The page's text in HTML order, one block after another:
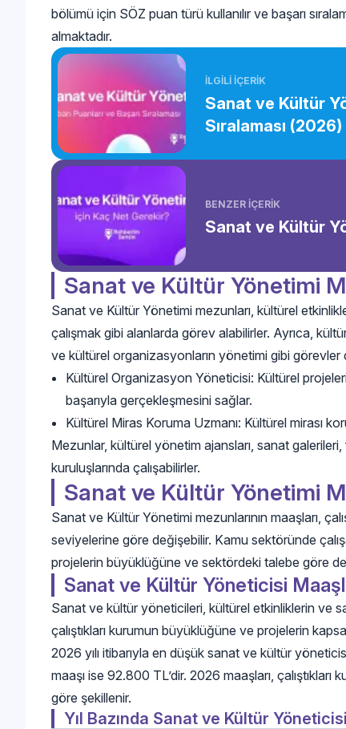
bölümü için SÖZ puan türü kullanılır ve başarı
almaktadır.
İLGİLİ İÇERİK
Sanat ve Kültür
Sıralaması (2026)
BENZER İÇERİK
Sanat ve Kültür
Sanat ve Kültür Yönetimi
Sanat ve Kültür Yönetimi mezunları, kültürel
çalışmak gibi alanlarda görev alabilirler. Ayrıca,
ve kültürel organizasyonların yönetimi gibi görevler
Kültürel Organizasyon Yöneticisi: Kültürel
başarıyla gerçekleşmesini sağlar.
Kültürel Miras Koruma Uzmanı: Kültürel mirası
Mezunlar, kültürel yönetim ajansları, sanat
kuruluşlarında çalışabilirler.
Sanat ve Kültür Yönetimi
Sanat ve Kültür Yönetimi mezunlarının maaşları,
seviyelerine göre değişebilir. Kamu sektöründe
projelerin büyüklüğüne ve sektördeki talebe göre
Sanat ve Kültür Yöneticisi
Sanat ve kültür yöneticileri, kültürel etkinliklerin ve
çalıştıkları kurumun büyüklüğüne ve projelerin
2026 yılı itibarıyla en düşük sanat ve kültür
maaşı ise 92.800 TL’dir. 2026 maaşları,
göre şekillenir.
Yıl Bazında Sanat ve Kültür